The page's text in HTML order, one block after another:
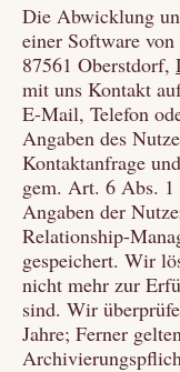
Die Abwicklung
einer Software von
87561 Oberstdorf,
mit uns Kontakt
E-Mail, Telefon
Angaben des
Kontaktanfrage
gem. Art. 6 Abs.
Angaben der
Relationship-
gespeichert. Wir
nicht mehr zur
sind. Wir
Jahre; Ferner